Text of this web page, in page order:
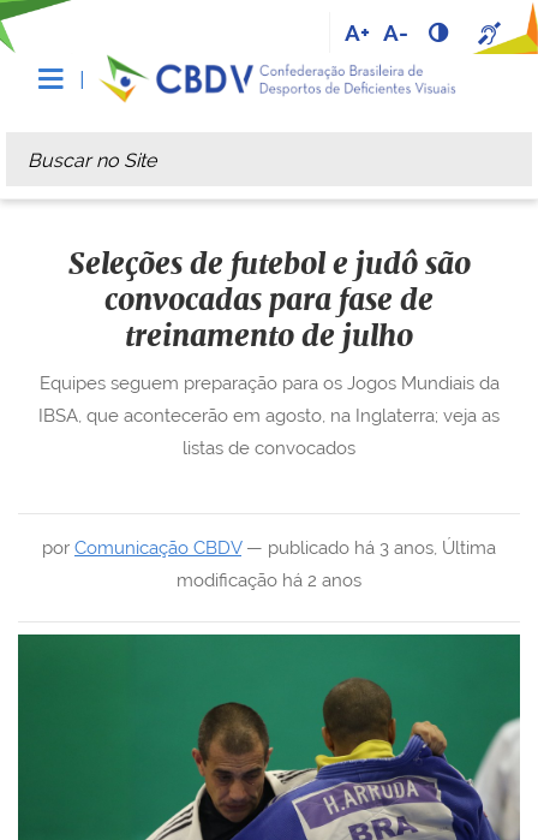
A+ A-
Busca
Busca Avançada…
Seleções de futebol e judô são
convocadas para fase de
treinamento de julho
por Comunicação CBDV— publicado há 3 anos, Última
modificação há 2 anos
Equipes seguem preparação para os Jogos Mundiais da
IBSA, que acontecerão em agosto, na Inglaterra; veja as
listas de convocados